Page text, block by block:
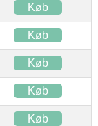
Køb
Køb
Køb
Køb
Køb